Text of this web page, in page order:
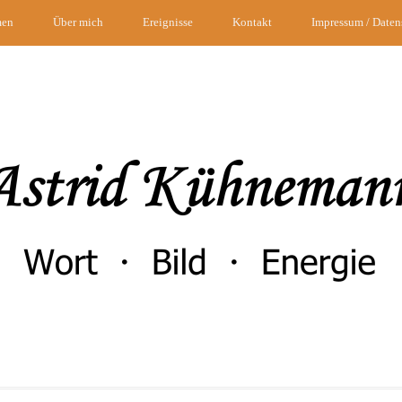
Über mich Ereignisse Kontakt Impressum /